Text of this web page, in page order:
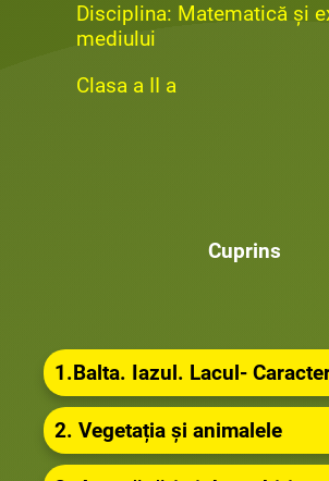
Disciplina: Matematică și
mediului
Clasa a II a
Cuprins
1.Balta. Iazul. Lacul-
2. Vegetația și animalele